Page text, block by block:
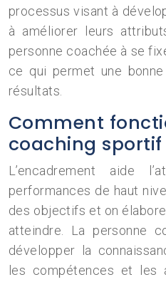
processus visant à
à améliorer leurs
personne coachée à se
ce qui permet une
résultats.
Comment
coaching sportif
L’encadrement aide
performances de haut
des objectifs et on
atteindre. La personne
développer la
les compétences et les